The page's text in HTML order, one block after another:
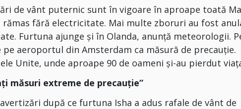
de vânt puternic sunt în vigoare în aproape toată
rămas fără electricitate. Mai multe zboruri au fost
Furtuna ajunge şi în Olanda, anunţă meteorologii.
aeroportul din Amsterdam ca măsură de precauţie.
Unite, unde aproape 90 de oameni şi-au pierdut
măsuri extreme de precauţie”
după ce furtuna Isha a adus rafale de vânt de